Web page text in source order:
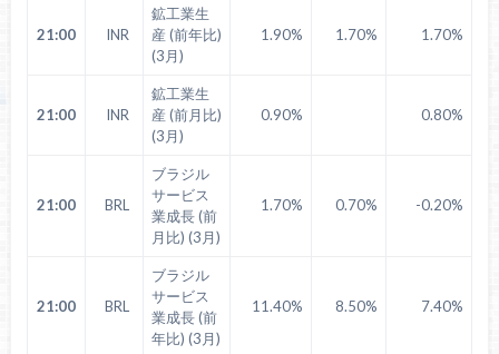
21:00 INR
鉱工業生
産 (前年比)
(3月)
1.90% 1.70% 1.70%
21:00 INR
鉱工業生
産 (前月比)
(3月)
0.90% 0.80%
21:00 BRL
ブラジル
サービス
業成長 (前
月比) (3月)
1.70% 0.70% -0.20%
21:00 BRL
ブラジル
サービス
業成長 (前
年比) (3月)
11.40% 8.50% 7.40%